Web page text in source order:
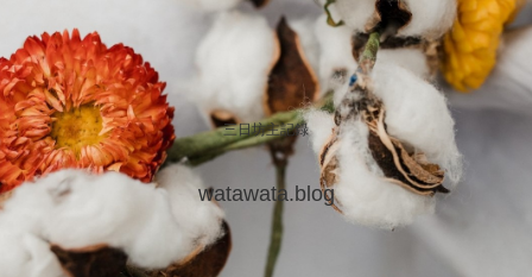
三日坊主記録
watawata.blog